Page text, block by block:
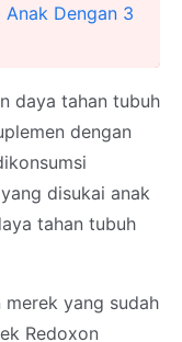
Anak Dengan 3
daya tahan tubuh
dengan
disukai anak
tahan tubuh
yang sudah
Redoxon